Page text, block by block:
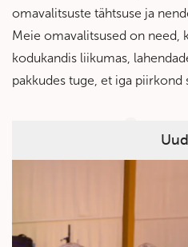
omavalitsuste tähtsuse ja
Meie omavalitsused on need,
kodukandis liikumas,
pakkudes tuge, et iga piirkond